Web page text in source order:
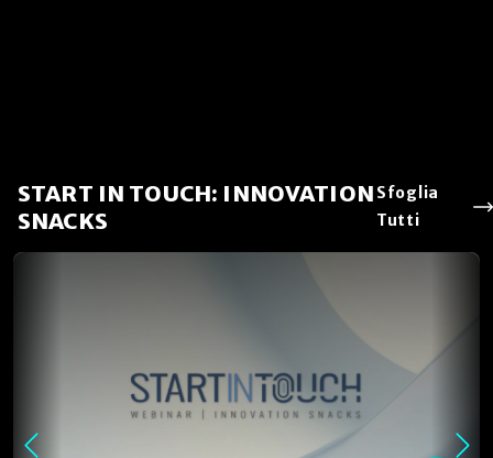
START IN TOUCH: INNOVATION
SNACKS
Sfoglia
Tutti